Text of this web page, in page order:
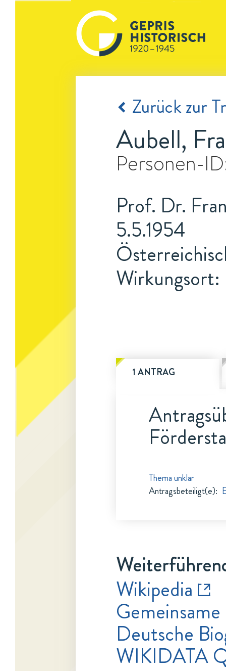
Zurück zur
Aubell,
Personen-
Prof. Dr.
5.5.1954
Wirkungsort:
1 ANTRAG
Thema unklar
Antragsbeteiligt(e):
Wikipedia
Deutsche
WIKIDATA